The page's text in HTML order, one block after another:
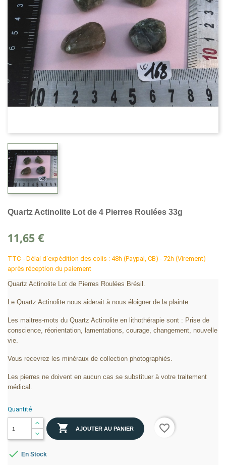
Quartz Actinolite Lot de 4 Pierres Roulées 33g
11,65 €
TTC
Délai d'expédition des colis : 48h (Paypal, CB) - 72h (Virement)
après réception du paiement
Quartz Actinolite Lot de Pierres Roulées Brésil.
Le Quartz Actinolite nous aiderait à nous éloigner de la plainte.
Les maitres-mots du Quartz Actinolite en lithothérapie sont : Prise de
conscience, réorientation, lamentations, courage, changement, nouvelle
vie.
Vous recevrez les minéraux de collection photographiés.
Les pierres ne doivent en aucun cas se substituer à votre traitement
médical.
Quantité
 AJOUTER AU PANIER favorite_border
 En Stock